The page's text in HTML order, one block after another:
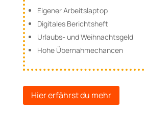
Eigener Arbeitslaptop
Digitales Berichtsheft
Urlaubs- und Weihnachtsgeld
Hohe Übernahmechancen
Hier erfährst du mehr